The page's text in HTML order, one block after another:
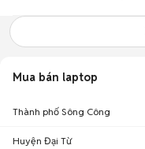
Mua bán laptop
Thành phố Sông Công
Huyện Đại Từ